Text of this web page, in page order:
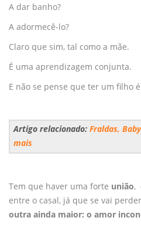
A dar banho?
A adormecê-lo?
Claro que sim, tal como a mãe.
É uma aprendizagem conjunta.
E não se pense que ter um filho
Artigo relacionado: Fraldas,
mais
Tem que haver uma forte união,
entre o casal, já que se vai
outra ainda maior: o amor